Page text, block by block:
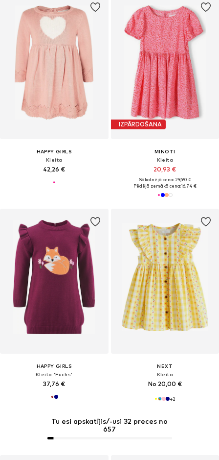
HAPPY GIRLS
Kleita
42,26 €
IZPĀRDOŠANA
MINOTI
Kleita
20,93 €
Sākotnējā cena: 29,90 €
Pēdējā zemākā cena:16,74 €
HAPPY GIRLS
Kleita 'Fuchs'
37,76 €
NEXT
Kleita
No 20,00 €
+2
Tu esi apskatījis/-usi 32 preces no
657